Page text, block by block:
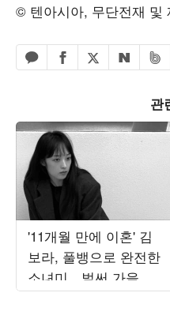
© 텐아시아, 무단전재 및
카카오톡 공유하기
페이스북 공유하기
엑스 공유하기
네이버 공
밴
관
'11개월 만에 이혼' 김
보라, 풀뱅으로 완전한
소녀미…벌써 가을 준
비 들어갔나